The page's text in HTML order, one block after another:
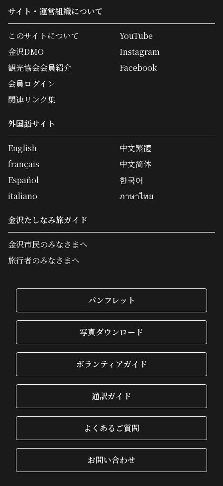
サイト・運営組織について
このサイトについて
金沢DMO
観光協会会員紹介
会員ログイン
関連リンク集
YouTube
Instagram
Facebook
外国語サイト
English
français
Español
italiano
中文繁體
中文简体
한국어
ภาษาไทย
金沢たしなみ旅ガイド
金沢市民のみなさまへ
旅行者のみなさまへ
パンフレット
写真ダウンロード
ボランティアガイド
通訳ガイド
よくあるご質問
お問い合わせ